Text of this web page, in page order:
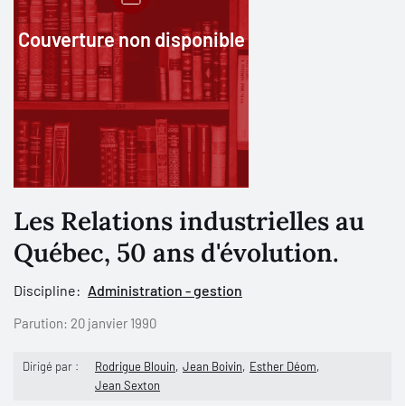
Couverture non disponible
Les Relations industrielles au
Québec, 50 ans d'évolution.
Discipline: Administration - gestion
Parution: 20 janvier 1990
Dirigé par : Rodrigue Blouin Jean Boivin
Esther Déom
Jean Sexton